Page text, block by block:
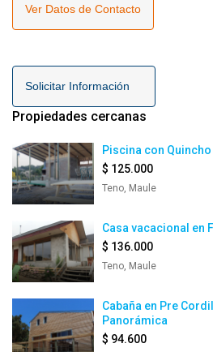
Ver Datos de Contacto
Solicitar Información
Propiedades cercanas
Piscina con
$ 125.000
Teno, Maule
Casa vacacional en
$ 136.000
Teno, Maule
Cabaña en Pre
Panorámica
$ 94.600